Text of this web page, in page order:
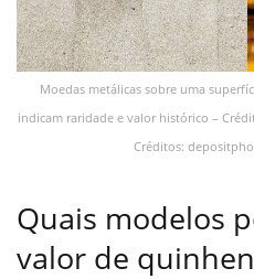
Moedas metálicas sobre uma
indicam raridade e valor histórico –
Créditos:
Quais modelos
valor de